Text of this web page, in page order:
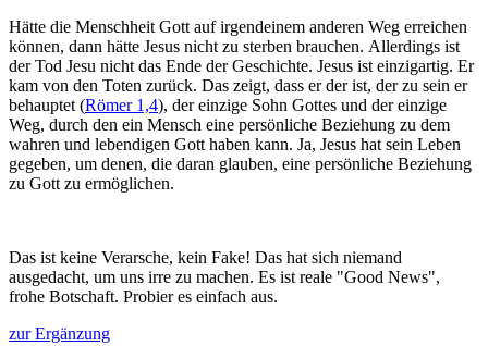
Hätte die Menschheit Gott auf irgendeinem anderen Weg erreichen
können, dann hätte Jesus nicht zu sterben brauchen. Allerdings ist
der Tod Jesu nicht das Ende der Geschichte. Jesus ist einzigartig. Er
kam von den Toten zurück. Das zeigt, dass er der ist, der zu sein er
behauptet (Römer 1,4), der einzige Sohn Gottes und der einzige
Weg, durch den ein Mensch eine persönliche Beziehung zu dem
wahren und lebendigen Gott haben kann. Ja, Jesus hat sein Leben
gegeben, um denen, die daran glauben, eine persönliche Beziehung
zu Gott zu ermöglichen.
Das ist keine Verarsche, kein Fake! Das hat sich niemand
ausgedacht, um uns irre zu machen. Es ist reale "Good News",
frohe Botschaft. Probier es einfach aus.
zur Ergänzung